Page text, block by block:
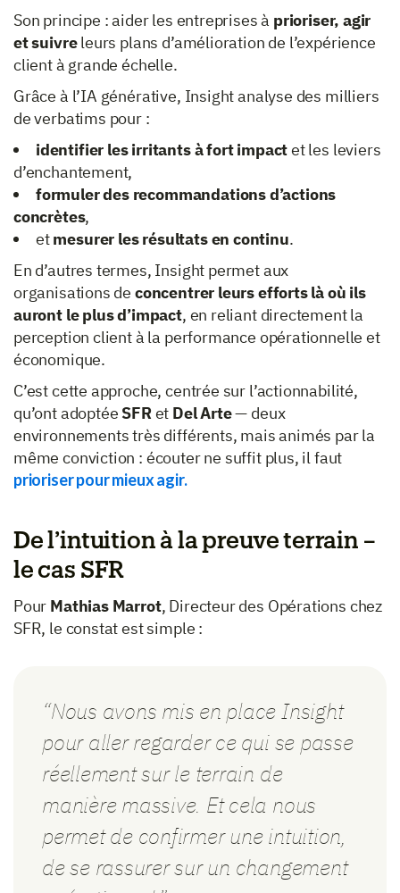
Son principe : aider les entreprises à prioriser, agir
et suivreleurs plans d’amélioration de l’expérience
client à grande échelle.
Grâce à l’IA générative, Insight analyse des milliers
de verbatims pour :
identifier les irritants à fort impactet les leviers
d’enchantement,
formuler des recommandations d’actions
concrètes,
etmesurer les résultats en continu.
En d’autres termes, Insight permet aux
organisations de concentrer leurs efforts là où ils
auront le plus d’impact, en reliant directement la
perception client à la performance opérationnelle et
économique.
C’est cette approche, centrée sur l’actionnabilité,
qu’ont adoptée SFR et Del Arte— deux
environnements très différents, mais animés par la
même conviction : écouter ne suffit plus, il faut
prioriser pour mieux agir.
De l’intuition à la preuve terrain –
le cas SFR
Pour Mathias Marrot, Directeur des Opérations chez
SFR, le constat est simple :
“Nous avons mis en place Insight
pour aller regarder ce qui se passe
réellement sur le terrain de
manière massive. Et cela nous
permet de confirmer une intuition,
de se rassurer sur un changement